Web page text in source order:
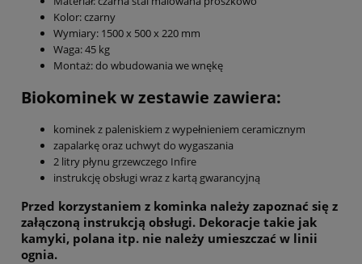
Kolor: czarny
Wymiary: 1500 x 500 x 220 mm
Waga: 45 kg
Montaż: do wbudowania we wnękę
Biokominek w zestawie zawiera:
kominek z paleniskiem z wypełnieniem ceramicznym
zapalarkę oraz uchwyt do wygaszania
2 litry płynu grzewczego Infire
instrukcję obsługi wraz z kartą gwarancyjną
Przed korzystaniem z kominka należy zapoznać się z
załączoną instrukcją obsługi. Dekoracje takie jak
kamyki, polana itp. nie należy umieszczać w linii
ognia.